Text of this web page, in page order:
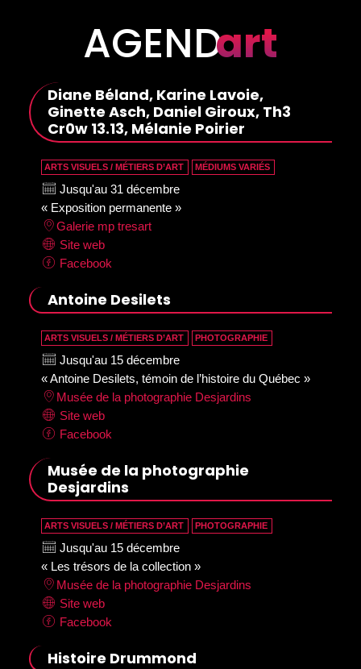
AGENDart
Diane Béland, Karine Lavoie,
Ginette Asch, Daniel Giroux, Th3
Cr0w 13.13, Mélanie Poirier
ARTS VISUELS / MÉTIERS D’ART MÉDIUMS VARIÉS
Jusqu'au 31 décembre
« Exposition permanente »
Galerie mp tresart
Site web
Facebook
Antoine Desilets
ARTS VISUELS / MÉTIERS D’ART PHOTOGRAPHIE
Jusqu'au 15 décembre
« Antoine Desilets, témoin de l’histoire du Québec »
Musée de la photographie Desjardins
Site web
Facebook
Musée de la photographie
Desjardins
ARTS VISUELS / MÉTIERS D’ART PHOTOGRAPHIE
Jusqu'au 15 décembre
« Les trésors de la collection »
Musée de la photographie Desjardins
Site web
Facebook
Histoire Drummond